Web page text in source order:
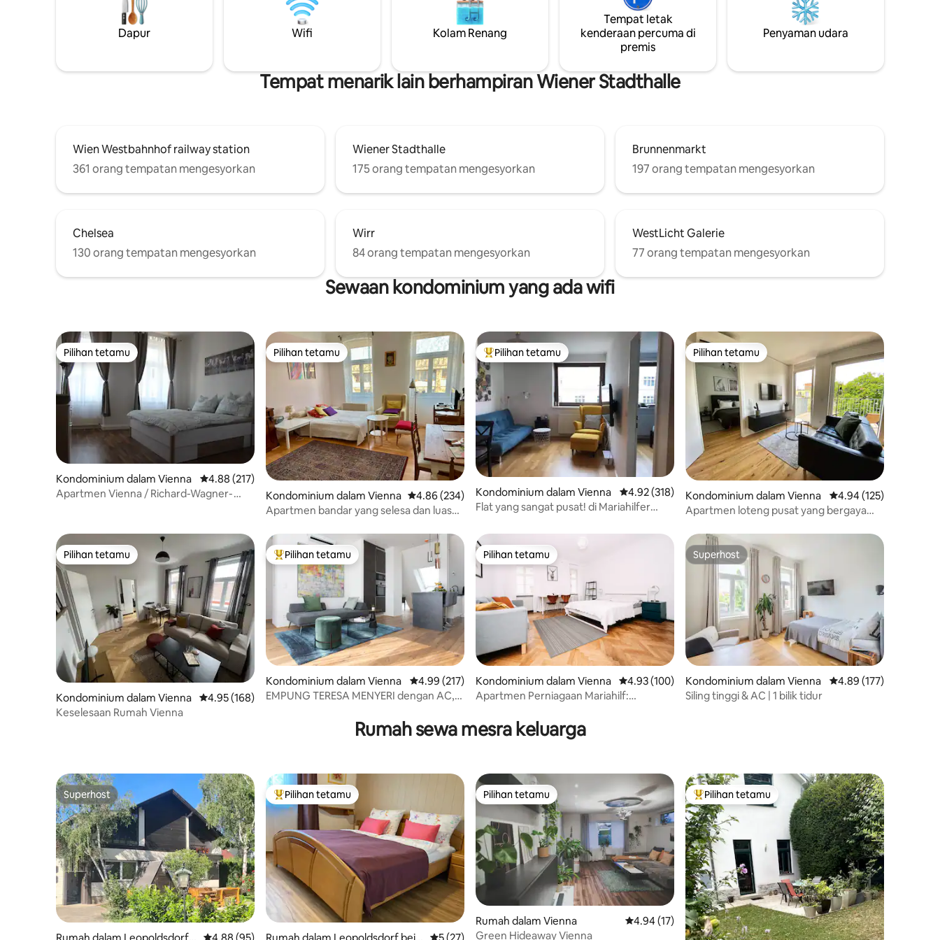
- hanya orang yang mahu mengalami
saat-saat ceria! Hanya dapatkan pejabat
rumah anda dengan relaaaaaaax
King + Katil Sofa ✔ Ruang Tamu
Rancangan Terbuka ✔ Dapur Lengkap TV
✔ Pintar Balkoni✔ Persendirian Wi-Fi ✔
dalam beberapa minit, pusat bandar
dalam kira-kira 10 minit. Sesuai untuk
pasangan, perjalanan perniagaan dan
percutian bandar. Daftar masuk sendiri
bersejarahnya. Tenang dan indah, meriah
dan terasa seperti di rumah sendiri,
permata yang terletak di pusat bandar ini
Dapur Wifi Kolam Renang
Tempat letak
kenderaan percuma di
premis
Penyaman udara
Tempat menarik lain berhampiran Wiener Stadthalle
Wien Westbahnhof railway station
361 orang tempatan mengesyorkan
Wiener Stadthalle
175 orang tempatan mengesyorkan
Brunnenmarkt
197 orang tempatan mengesyorkan
Chelsea
130 orang tempatan mengesyorkan
Wirr
84 orang tempatan mengesyorkan
WestLicht Galerie
77 orang tempatan mengesyorkan
Sewaan kondominium yang ada wifi
Pilihan tetamu
Pilihan tetamu
Kondominium dalam Vienna Penarafan purata 4.88 daripada 5, 217 ulasan
4.88 (217)
Apartmen Vienna / Richard-Wagner-
Pilihan tetamu
Pilihan tetamu
Kondominium dalam Vienna Penarafan purata 4.86 daripada 5, 234 ulasan
4.86 (234)
Apartmen bandar yang selesa dan luas
Pilihan utama tetamu
Pilihan tetamu
Kondominium dalam Vienna Penarafan purata 4.92 daripada 5, 318 ulasan
4.92 (318)
Flat yang sangat pusat! di Mariahilfer
Pilihan tetamu
Pilihan tetamu
Kondominium dalam Vienna Penarafan purata 4.94
4.94 (125)
Apartmen loteng pusat yang bergaya
Pilihan tetamu
Pilihan tetamu
Kondominium dalam Vienna Penarafan purata 4.95 daripada 5, 168 ulasan
4.95 (168)
Keselesaan Rumah Vienna
Pilihan utama tetamu
Pilihan tetamu
Kondominium dalam Vienna Penarafan purata 4.99 daripada 5, 217 ulasan
4.99 (217)
EMPUNG TERESA MENYERI dengan AC,
Pilihan tetamu
Pilihan tetamu
Kondominium dalam Vienna Penarafan purata 4.93 daripada 5, 100 ulasan
4.93 (100)
Apartmen Perniagaan Mariahilf:
Superhost
Superhost
Kondominium dalam Vienna Penarafan purata 4.89
4.89 (177)
Siling tinggi & AC | 1 bilik tidur
Rumah sewa mesra keluarga
Superhost
Superhost Pilihan utama tetamu
Pilihan tetamu Pilihan tetamu
Pilihan tetamu
Rumah dalam Vienna Penarafan purata 4.94 daripada 5, 17 ulasan
4.94 (17)
Green Hideaway Vienna
Pilihan utama tetamu
Pilihan tetamu